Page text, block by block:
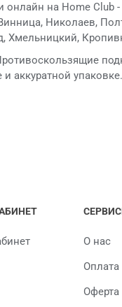
на Home Club
Николаев,
Хмельницкий,
аккуратной упаковке.
О нас
Оплата
Оферта